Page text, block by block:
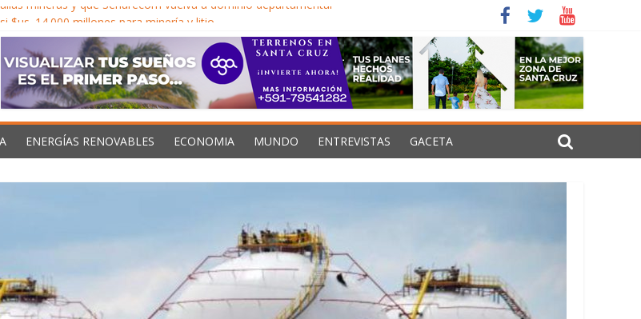
mineras y que Senarecom vuelva a dominio departamental
impulsar inversión minera y Bolivia no acelera decisiones estructurales
Oruro y el Gobernador exige al gobierno descentralizar Senarecom
confiables de hidrocarburos en medio de vientos de guerra en Oriente Medio
ENERGÍAS RENOVABLES ECONOMIA MUNDO ENTREVISTAS GACETA